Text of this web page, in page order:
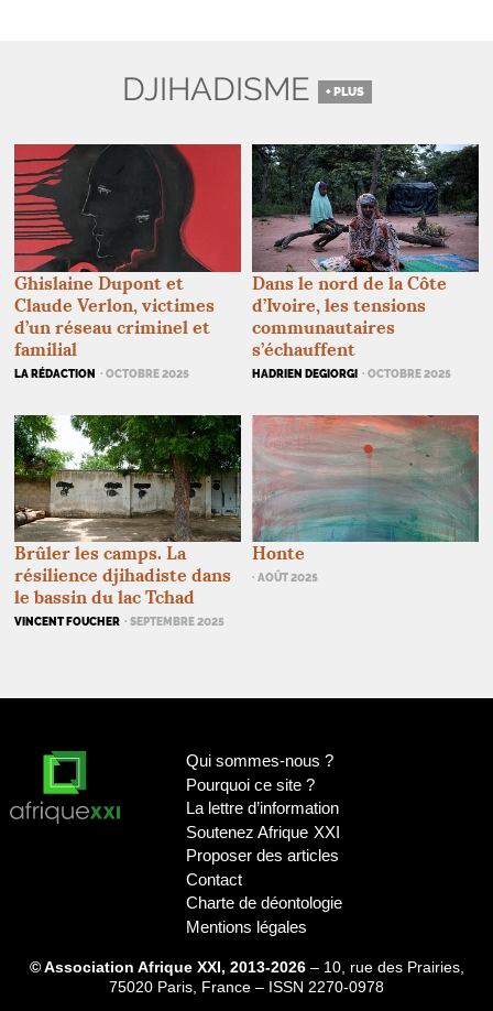
DJIHADISME + PLUS
Ghislaine Dupont et
Claude Verlon, victimes
d’un réseau criminel et
familial
LA RÉDACTION · OCTOBRE 2025
Dans le nord de la Côte
d’Ivoire, les tensions
communautaires
s’échauffent
HADRIEN DEGIORGI · OCTOBRE 2025
Brûler les camps. La
résilience djihadiste dans
le bassin du lac Tchad
VINCENT FOUCHER · SEPTEMBRE 2025
Honte
· AOÛT 2025
Qui sommes-nous ?
Pourquoi ce site ?
La lettre d’information
Soutenez Afrique XXI
Proposer des articles
Contact
Charte de déontologie
Mentions légales
© Association Afrique XXI, 2013-2026– 10, rue des Prairies,
75020 Paris, France – ISSN 2270-0978